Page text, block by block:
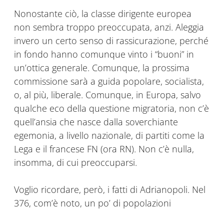
Nonostante ciò, la classe dirigente europea
non sembra troppo preoccupata, anzi. Aleggia
invero un certo senso di rassicurazione, perché
in fondo hanno comunque vinto i “buoni” in
un’ottica generale. Comunque, la prossima
commissione sarà a guida popolare, socialista,
o, al più, liberale. Comunque, in Europa, salvo
qualche eco della questione migratoria, non c’è
quell’ansia che nasce dalla soverchiante
egemonia, a livello nazionale, di partiti come la
Lega e il francese FN (ora RN). Non c’è nulla,
insomma, di cui preoccuparsi.
Voglio ricordare, però, i fatti di Adrianopoli. Nel
376, com’è noto, un po’ di popolazioni